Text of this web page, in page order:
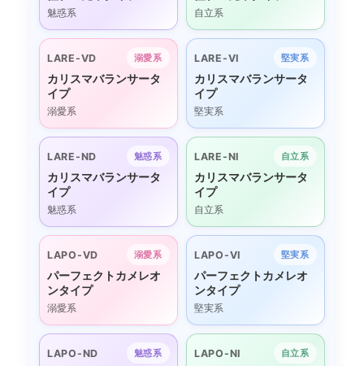
魅惑系 自立系
LARE-VD 溺愛系
カリスマバランサータ
イプ
溺愛系
LARE-VI 堅実系
カリスマバランサータ
イプ
堅実系
LARE-ND 魅惑系
カリスマバランサータ
イプ
魅惑系
LARE-NI 自立系
カリスマバランサータ
イプ
自立系
LAPO-VD 溺愛系
パーフェクトカメレオ
ンタイプ
溺愛系
LAPO-VI 堅実系
パーフェクトカメレオ
ンタイプ
堅実系
LAPO-ND 魅惑系 LAPO-NI 自立系